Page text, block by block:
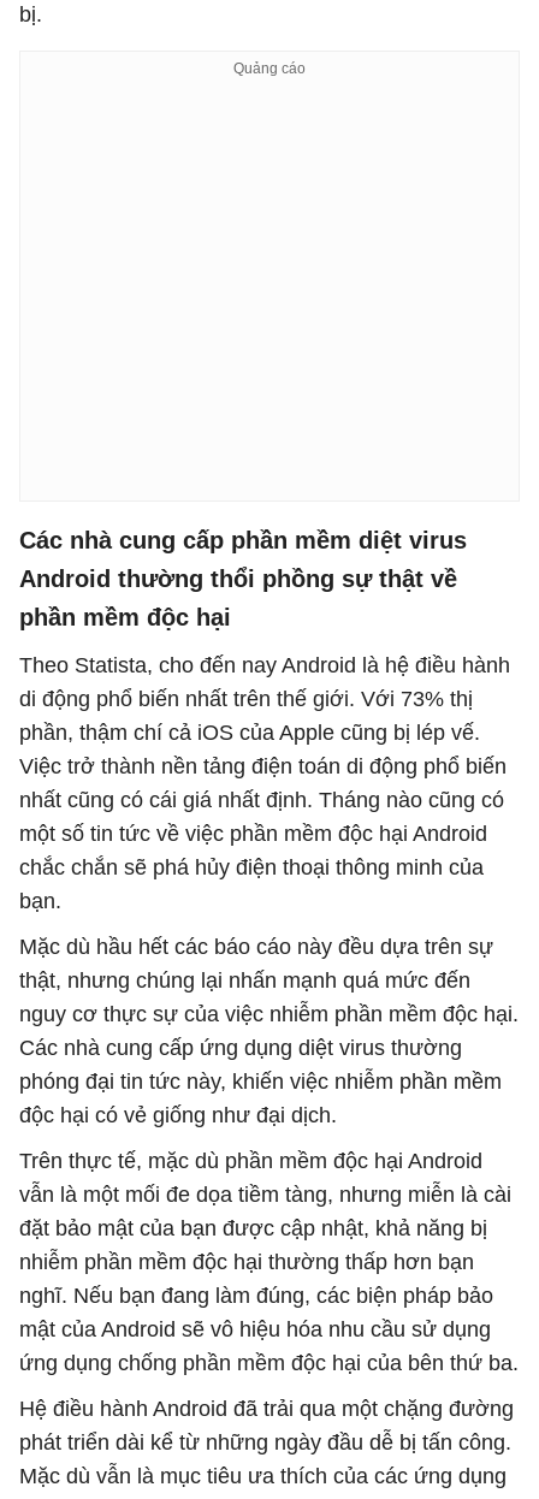
bị.
Các nhà cung cấp phần mềm diệt virus
Android thường thổi phồng sự thật về
phần mềm độc hại
Theo Statista, cho đến nay Android là hệ điều hành
di động phổ biến nhất trên thế giới. Với 73% thị
phần, thậm chí cả iOS của Apple cũng bị lép vế.
Việc trở thành nền tảng điện toán di động phổ biến
nhất cũng có cái giá nhất định. Tháng nào cũng có
một số tin tức về việc phần mềm độc hại Android
chắc chắn sẽ phá hủy điện thoại thông minh của
bạn.
Mặc dù hầu hết các báo cáo này đều dựa trên sự
thật, nhưng chúng lại nhấn mạnh quá mức đến
nguy cơ thực sự của việc nhiễm phần mềm độc hại.
Các nhà cung cấp ứng dụng diệt virus thường
phóng đại tin tức này, khiến việc nhiễm phần mềm
độc hại có vẻ giống như đại dịch.
Trên thực tế, mặc dù phần mềm độc hại Android
vẫn là một mối đe dọa tiềm tàng, nhưng miễn là cài
đặt bảo mật của bạn được cập nhật, khả năng bị
nhiễm phần mềm độc hại thường thấp hơn bạn
nghĩ. Nếu bạn đang làm đúng, các biện pháp bảo
mật của Android sẽ vô hiệu hóa nhu cầu sử dụng
ứng dụng chống phần mềm độc hại của bên thứ ba.
Hệ điều hành Android đã trải qua một chặng đường
phát triển dài kể từ những ngày đầu dễ bị tấn công.
Mặc dù vẫn là mục tiêu ưa thích của các ứng dụng